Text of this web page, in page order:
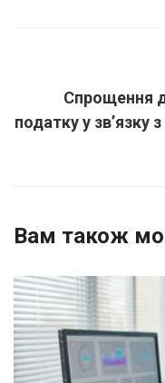
Спрощення
податку у
Вам також